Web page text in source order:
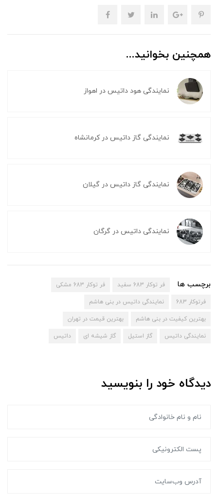
همچنین بخوانید...
نمایندگی هود داتیس در اهواز
نمایندگی گاز داتیس در کرمانشاه
نمایندگی گاز داتیس در گیلان
نمایندگی داتیس در گرگان
برچسب ها فر توکار 683 سفید فر توکار 683 مشکی
فرتوکار 683 نمایندگی داتیس در بنی هاشم
بهترین کیفیت در بنی هاشم بهترین قیمت در تهران
نمایندگی داتیس گاز استیل گاز شیشه ای داتیس
دیدگاه خود را بنویسید